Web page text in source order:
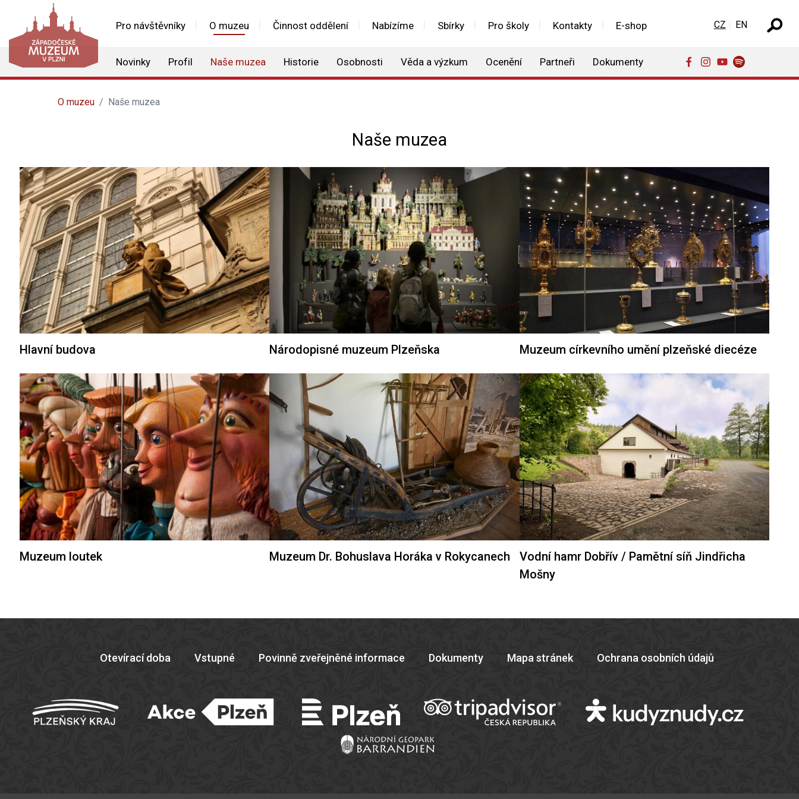
Pro návštěvníky O muzeu Činnost oddělení Nabízíme Sbírky Pro školy Kontakty E-shop
Novinky Profil Naše muzea Historie Osobnosti Věda a výzkum Ocenění Partneři Dokumenty
Zvolte jazyk
CZ EN
O muzeu Naše muzea
Naše muzea
Hlavní budova Národopisné muzeum Plzeňska Muzeum církevního umění plzeňské diecéze
Muzeum loutek Muzeum Dr. Bohuslava Horáka v Rokycanech
Vodní hamr Dobřív / Pamětní síň Jindřicha
Mošny
Otevírací doba Vstupné Povinně zveřejněné informace Dokumenty Mapa stránek Ochrana osobních údajů